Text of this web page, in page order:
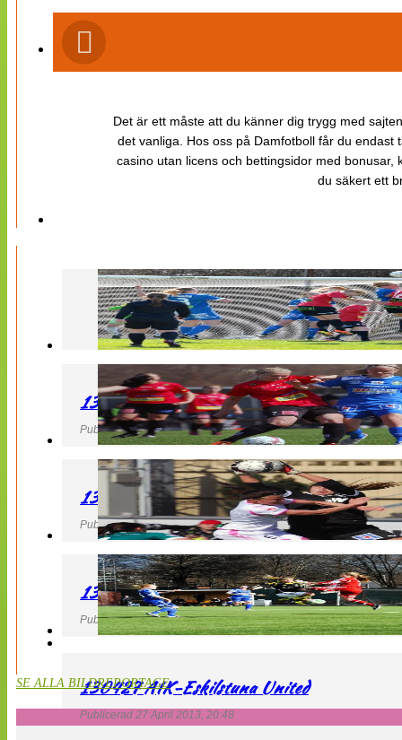
Det är ett måste att du känner dig trygg med
det vanliga. Hos oss på Damfotboll får du
casino utan licens och bettingsidor med
du säkert ett
130427 LB 07 – QBIK
Publicerad 27 April 2013, 22:40
130427 IF Limhamn Bunkeflo – QBIK
Publicerad 27 April 2013, 21:10
130427 LdB FC Malmö – Mallbackens IF
Publicerad 27 April 2013, 20:54
130427 AIK-Eskilstuna United
Publicerad 27 April 2013, 20:48
SE ALLA BILDREPORTAGE